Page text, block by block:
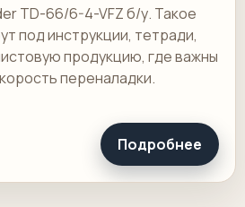
TD-66/6-4-VFZ б/у. Такое
под инструкции, тетради,
продукцию, где важны
переналадки.
Подробнее